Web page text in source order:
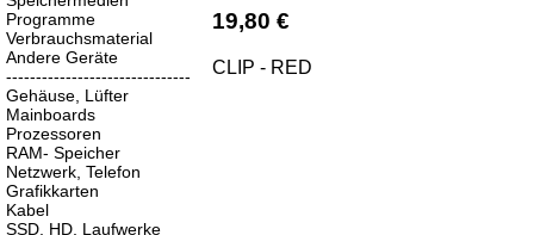
19,80 €
CLIP - RED
Programme
Verbrauchsmaterial
Andere Geräte
-------------------------------
Gehäuse, Lüfter
Mainboards
Prozessoren
RAM- Speicher
Netzwerk, Telefon
Grafikkarten
Kabel
SSD, HD, Laufwerke